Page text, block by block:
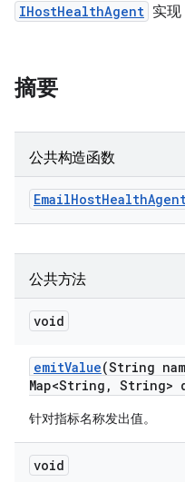
IHostHealthAgent 实现
摘要
公共构造函数
EmailHostHealth
公共方法
void
emitValue(String
Map<String , String>
针对指标名称发出值。
void